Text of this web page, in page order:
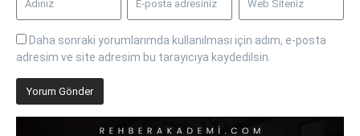
Daha sonraki yorumlarımda kullanılması için adım, e-posta
adresim ve site adresim bu tarayıcıya kaydedilsin.